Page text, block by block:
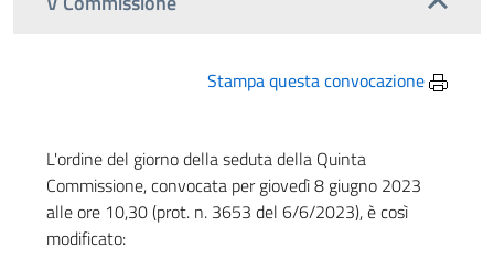
Stampa questa convocazione
L'ordine del giorno della seduta della Quinta
Commissione, convocata per giovedì 8 giugno 2023
alle ore 10,30 (prot. n. 3653 del 6/6/2023), è così
modificato: